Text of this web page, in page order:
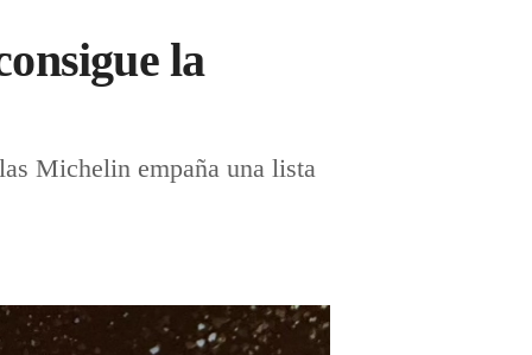
la
Michelin empaña una lista